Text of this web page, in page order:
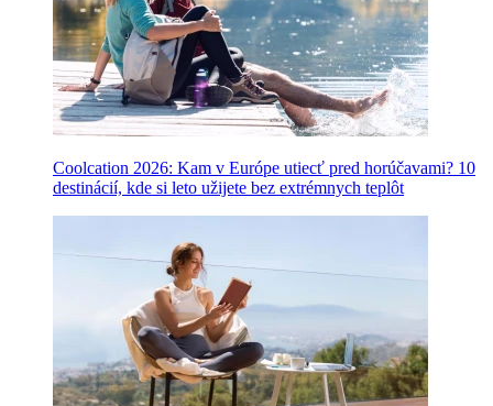
Coolcation 2026: Kam v Európe utiecť pred horúčavami? 10
destinácií, kde si leto užijete bez extrémnych teplôt